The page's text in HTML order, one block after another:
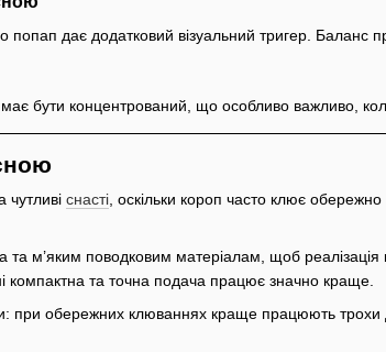
дає додатковий візуальний тригер. Баланс
бути концентрований, що особливо важливо,
чутливі снасті , оскільки короп часто клює
та м’яким поводковим матеріалам, щоб
та точна подача працює значно краще.
при обережних клюваннях краще працюють